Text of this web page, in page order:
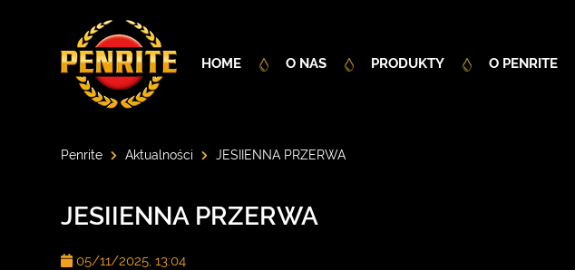
HOME O NAS PRODUKTY O PENRITE
Penrite Aktualności JESIIENNA PRZERWA
JESIIENNA PRZERWA
05/11/2025, 13:04